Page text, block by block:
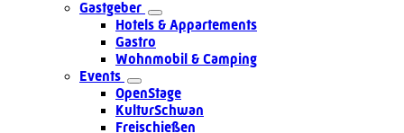
Gastgeber
Hotels & Appartements
Gastro
Wohnmobil & Camping
Events
OpenStage
KulturSchwan
Freischießen